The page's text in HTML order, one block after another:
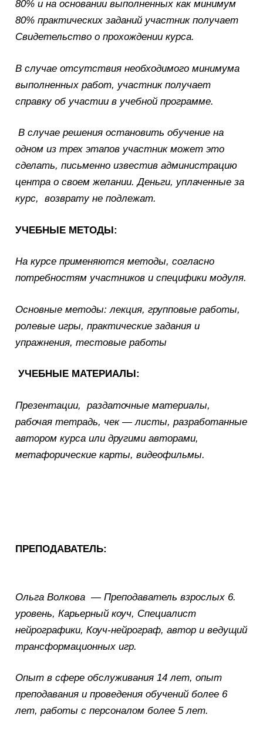
80% и на основании выполненных как минимум
80% практических заданий участник получает
Свидетельство о прохождении курса.
В случае отсутствия необходимого минимума
выполненных работ, участник получает
справку об участии в учебной программе.
В случае решения остановить обучение на
одном из трех этапов участник может это
сделать, письменно известив администрацию
центра о своем желании. Деньги, уплаченные за
курс, возврату не подлежат.
УЧЕБНЫЕ МЕТОДЫ:
На курсе применяются методы, согласно
потребностям участников и специфики модуля.
Основные методы: лекция, групповые работы,
ролевые игры, практические задания и
упражнения, тестовые работы
УЧЕБНЫЕ МАТЕРИАЛЫ:
Презентации, раздаточные материалы,
рабочая тетрадь, чек — листы, разработанные
автором курса или другими авторами,
метафорические карты, видеофильмы.
ПРЕПОДАВАТЕЛЬ:
Ольга Волкова — Преподаватель взрослых 6.
уровень, Карьерный коуч, Специалист
нейрографики, Коуч-нейрограф, автор и ведущий
трансформационных игр.
Опыт в сфере обслуживания 14 лет, опыт
преподавания и проведения обучений более 6
лет, работы с персоналом более 5 лет.